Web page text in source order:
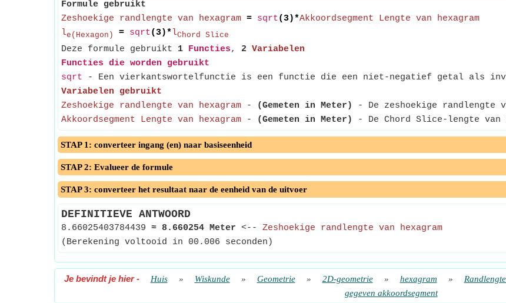
Formule gebruikt
Zeshoekige randlengte van hexagram = sqrt(3)*Akkoordsegment Lengte van hexagram
le(Hexagon) = sqrt(3)*lChord Slice
Deze formule gebruikt 1 Functies, 2 Variabelen
Functies die worden gebruikt
sqrt - Een vierkantswortelfunctie is een functie die een niet-negatief getal als
Variabelen gebruikt
Zeshoekige randlengte van hexagram - (Gemeten in Meter)
- De zeshoekige randlengte
Akkoordsegment Lengte van hexagram - (Gemeten in Meter) - De Chord Slice-lengte van
STAP 1: converteer ingang (en) naar basiseenheid
STAP 2: Evalueer de formule
STAP 3: converteer het resultaat naar de eenheid van de uitvoer
DEFINITIEVE ANTWOORD
8.66025403784439 ≈ 8.660254 Meter <-- Zeshoekige randlengte van hexagram
(Berekening voltooid in 00.006 seconden)
Je bevindt je hier- Huis » Wiskunde » Geometrie » 2D-geometrie » hexagram »
gegeven akkoordsegment